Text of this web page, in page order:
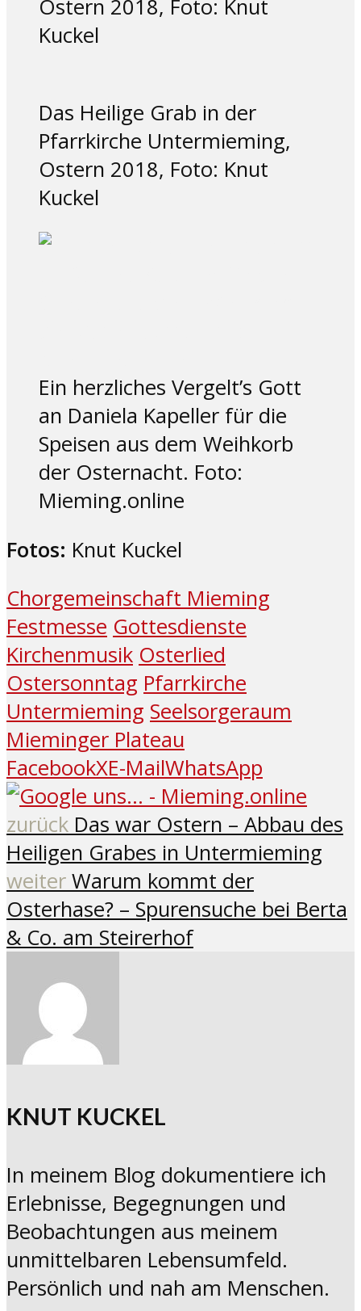
Ostern 2018, Foto: Knut
Kuckel
Das Heilige Grab in der
Pfarrkirche Untermieming,
Ostern 2018, Foto: Knut
Kuckel
Ein herzliches Vergelt’s Gott
an Daniela Kapeller​ für die
Speisen aus dem Weihkorb
der Osternacht. Foto:
Mieming.online
Fotos: Knut Kuckel
Chorgemeinschaft Mieming
Festmesse Gottesdienste
Kirchenmusik Osterlied
Ostersonntag Pfarrkirche
Untermieming Seelsorgeraum
Mieminger Plateau
FacebookXE-MailWhatsApp
zurück Das war Ostern – Abbau des
Heiligen Grabes in Untermieming
weiter Warum kommt der
Osterhase? – Spurensuche bei Berta
& Co. am Steirerhof
KNUT KUCKEL
In meinem Blog dokumentiere ich
Erlebnisse, Begegnungen und
Beobachtungen aus meinem
unmittelbaren Lebensumfeld.
Persönlich und nah am Menschen.